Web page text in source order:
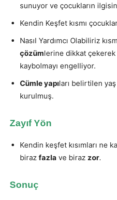
sunuyor ve çocukların
Kendin Keşfet kısmı
Nasıl Yardımcı Olabiliriz
çözümlerine dikkat çekerek
kaybolmayı engelliyor.
Cümle yapıları belirtilen
kurulmuş.
Zayıf Yön
Kendin keşfet kısımları ne
biraz fazla ve biraz zor.
Sonuç